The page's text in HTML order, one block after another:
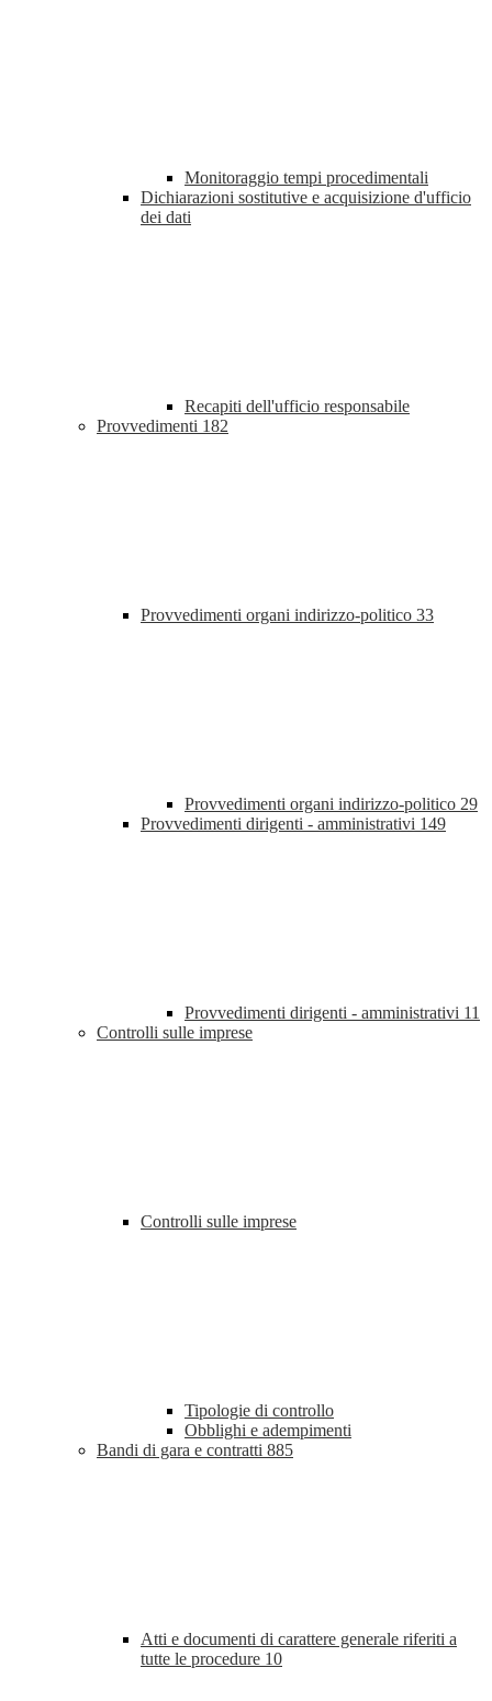
Monitoraggio tempi procedimentali
Dichiarazioni sostitutive e acquisizione d'ufficio
dei dati
Recapiti dell'ufficio responsabile
Provvedimenti 182
Provvedimenti organi indirizzo-politico 33
Provvedimenti organi indirizzo-politico 29
Provvedimenti dirigenti - amministrativi 149
Provvedimenti dirigenti - amministrativi 11
Controlli sulle imprese
Controlli sulle imprese
Tipologie di controllo
Obblighi e adempimenti
Bandi di gara e contratti 885
Atti e documenti di carattere generale riferiti a
tutte le procedure 10